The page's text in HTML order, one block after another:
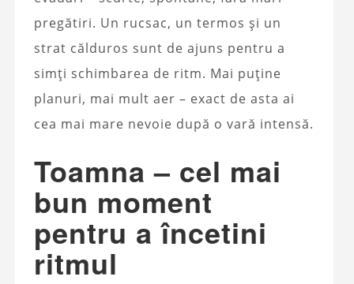
pregătiri. Un rucsac, un termos și un
strat călduros sunt de ajuns pentru a
simți schimbarea de ritm. Mai puține
planuri, mai mult aer – exact de asta ai
cea mai mare nevoie după o vară intensă.
Toamna – cel mai
bun moment
pentru a încetini
ritmul